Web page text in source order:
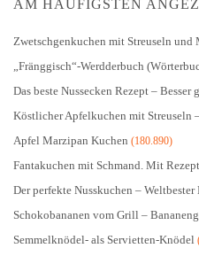
AM HÄUFIGSTEN
Zwetschgenkuchen mit Streuseln und
„Fränggisch“-Werdderbuch
Das beste Nussecken Rezept – Besser
Köstlicher Apfelkuchen mit Streuseln
Apfel Marzipan Kuchen (180.890)
Fantakuchen mit Schmand. Mit
Der perfekte Nusskuchen – Weltbester
Schokobananen vom Grill –
Semmelknödel- als Servietten-Knödel